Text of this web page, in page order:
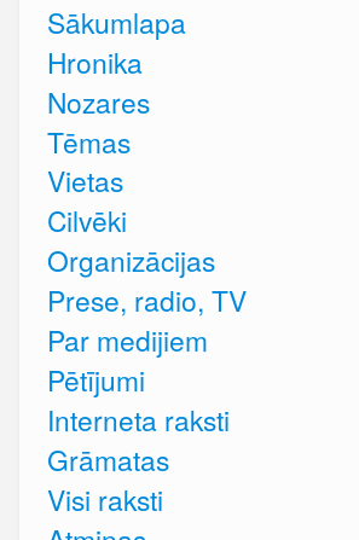
Sākumlapa
Hronika
Nozares
Tēmas
Vietas
Cilvēki
Organizācijas
Prese, radio, TV
Par medijiem
Pētījumi
Interneta raksti
Grāmatas
Visi raksti